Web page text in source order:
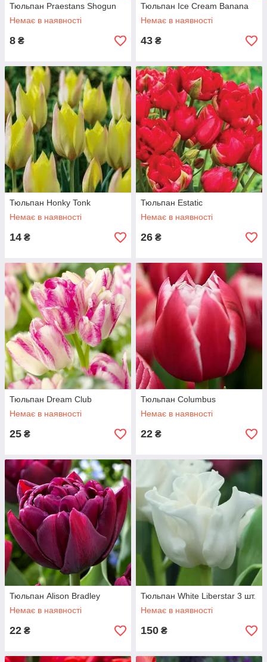
Тюльпан Praestans Shogun
Немає в наявності
8 ₴
Тюльпан Ice Cream Banana
Немає в наявності
43 ₴
Тюльпан Honky Tonk
Немає в наявності
14 ₴
Тюльпан Estatic
Немає в наявності
26 ₴
Тюльпан Dream Club
Немає в наявності
25 ₴
Тюльпан Columbus
Немає в наявності
22 ₴
Тюльпан Alison Bradley
Немає в наявності
22 ₴
Тюльпан White Liberstar 3 шт.
Немає в наявності
150 ₴